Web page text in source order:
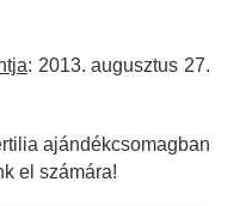
: 2013. augusztus 27.
ajándékcsomagban
el számára!